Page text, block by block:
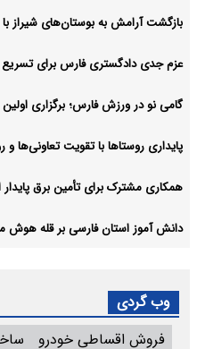
بازگشت آرامش به بوستان‌های شیراز
عزم جدی دادگستری فارس برای تسریع
گامی نو در ورزش فارس؛ برگزاری
پایداری روستاها با تقویت تعاونی‌ها
همکاری مشترک برای تأمین برق
دانش آموز استان فارسی بر قله هوش
وب گردی
فروش اقساطی خودرو